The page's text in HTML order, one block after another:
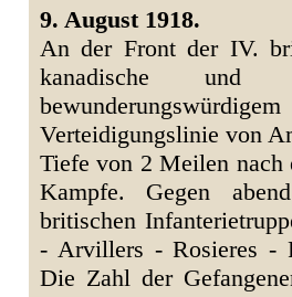
9. August 1918.
An der Front der IV.
kanadische und
Verteidigungslinie von
Tiefe von 2 Meilen nach
Kampfe. Gegen
britischen
- Arvillers - Rosieres -
Die Zahl der